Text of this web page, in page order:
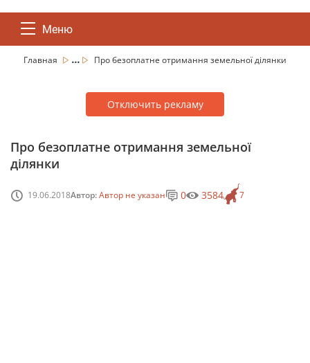
Меню
Главная ... Про безоплатне отримання земельної ділянки
Отключить рекламу
Про безоплатне отримання земельної
ділянки
19.06.2018Автор:Автор не указан 7
0 3584